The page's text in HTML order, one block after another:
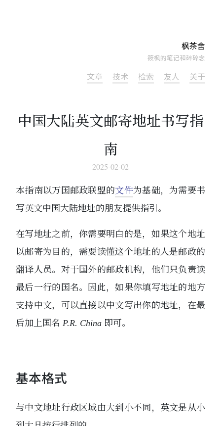
枫茶舍
筱枫的笔记和碎碎念
文章 技术 检索 友人 关于
中国大陆英文邮寄地址书写指
南
2025-02-02
本指南以万国邮政联盟的文件为基础，为需要书
写英文中国大陆地址的朋友提供指引。
在写地址之前，你需要明白的是，如果这个地址
以邮寄为目的，需要读懂这个地址的人是邮政的
翻译人员。对于国外的邮政机构，他们只负责读
最后一行的国名。因此，如果你填写地址的地方
支持中文，可以直接以中文写出你的地址，在最
后加上国名 P.R. China 即可。
基本格式
与中文地址行政区域由大到小不同，英文是从小